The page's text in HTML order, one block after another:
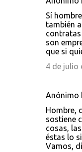
Sí
también
contratas
son
que si
4 de julio
Anónimo
Hombre,
sostiene
cosas,
éstas lo
Vamos,